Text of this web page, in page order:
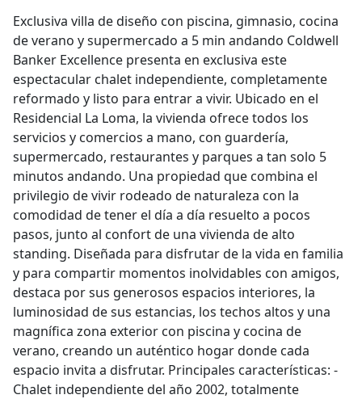
Exclusiva villa de diseño con piscina, gimnasio, cocina
de verano y supermercado a 5 min andando Coldwell
Banker Excellence presenta en exclusiva este
espectacular chalet independiente, completamente
reformado y listo para entrar a vivir. Ubicado en el
Residencial La Loma, la vivienda ofrece todos los
servicios y comercios a mano, con guardería,
supermercado, restaurantes y parques a tan solo 5
minutos andando. Una propiedad que combina el
privilegio de vivir rodeado de naturaleza con la
comodidad de tener el día a día resuelto a pocos
pasos, junto al confort de una vivienda de alto
standing. Diseñada para disfrutar de la vida en familia
y para compartir momentos inolvidables con amigos,
destaca por sus generosos espacios interiores, la
luminosidad de sus estancias, los techos altos y una
magnífica zona exterior con piscina y cocina de
verano, creando un auténtico hogar donde cada
espacio invita a disfrutar. Principales características: -
Chalet independiente del año 2002, totalmente